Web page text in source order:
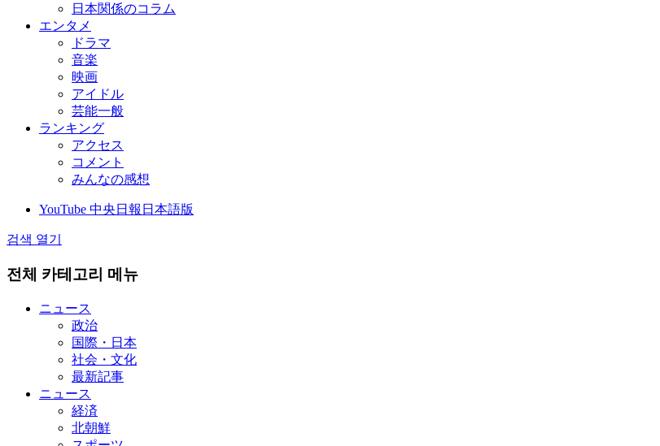
日本関係のコラム
エンタメ
ドラマ
音楽
映画
アイドル
芸能一般
ランキング
アクセス
コメント
みんなの感想
YouTube 中央日報日本語版
검색 열기
전체 카테고리 메뉴
ニュース
政治
国際・日本
社会・文化
最新記事
ニュース
経済
北朝鮮